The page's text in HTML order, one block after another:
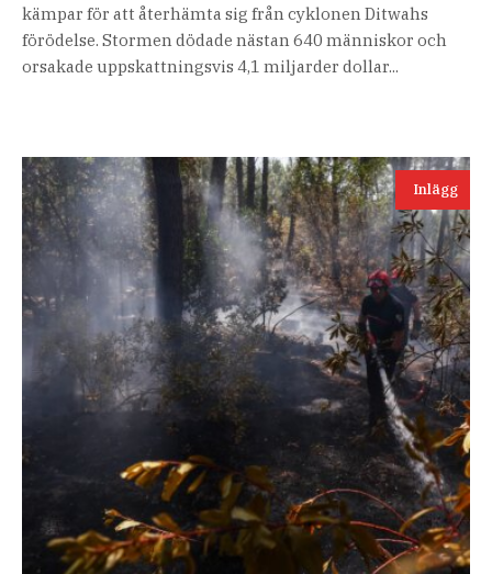
kämpar för att återhämta sig från cyklonen Ditwahs
förödelse. Stormen dödade nästan 640 människor och
orsakade uppskattningsvis 4,1 miljarder dollar...
Inlägg